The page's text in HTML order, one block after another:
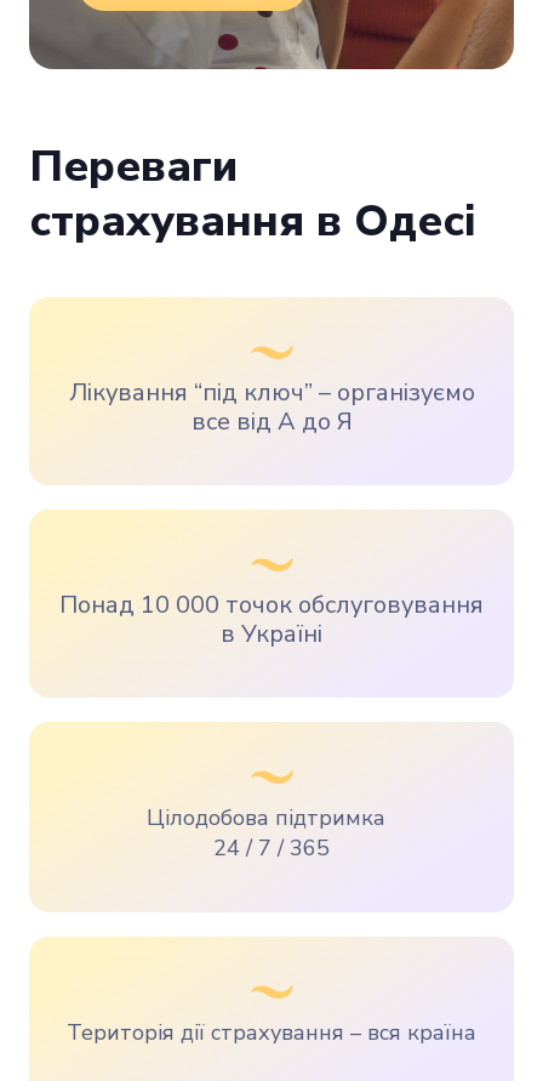
Переваги
страхування в Одесі
Лікування “під ключ” – організуємо
все від А до Я
Понад 10 000 точок обслуговування
в Україні
Цілодобова підтримка
24 / 7 / 365
Територія дії страхування – вся країна